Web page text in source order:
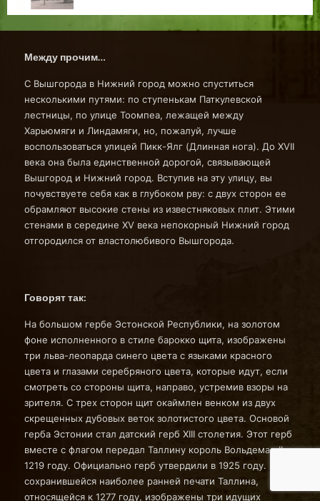
Между прочим…
С Вышгорода в Нижний город можно спуститься
несколькими путями: по ступенькам Паткулевской
лестницы, по улице Тоомпеа, лежащей между
Харьюмяги и Линдамяги, но, пожалуй, лучше
воспользоваться улицей Пикк-Ялг (Длинная нога). До XVII
века она была единственной дорогой, связывающей
Вышгород и Нижний город. Вступив на эту улицу, вы
почувствуете себя как в глубоком рву: с двух сторон ее
обрамляют высокие стены из известняковых плит. Этими
стенами в середине XV века непокорный Нижний город
отгородился от властолюбивого Вышгорода.
Говорят так:
На большом гербе Эстонской Республики, на золотом
фоне исполненного в стиле барокко щита, изображены
три льва-леопарда синего цвета с языками красного
цвета и глазами серебряного цвета, которые идут, если
смотреть со стороны щита, направо, устремив взоры на
зрителя. С трех сторон щит окаймлен венком из двух
скрещенных дубовых веток золотистого цвета. Основой
герба Эстонии стал датский герб XIII столетия. Этот герб
вместе с флагом передал Таллину король Вольдемар II в
1219 году. Официально герб утвердили в 1925 году. На
сохранившейся наиболее ранней печати Таллина,
относящейся к 1277 году, изображены три идущих